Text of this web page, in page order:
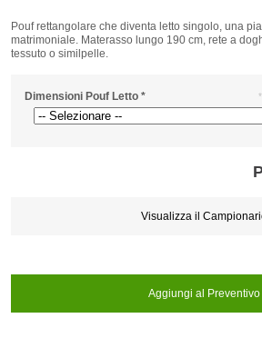
Pouf rettangolare che diventa letto singolo, una
matrimoniale. Materasso lungo 190 cm, rete a
tessuto o similpelle.
Dimensioni Pouf Letto *
Visualizza il
Aggiungi al Preventivo